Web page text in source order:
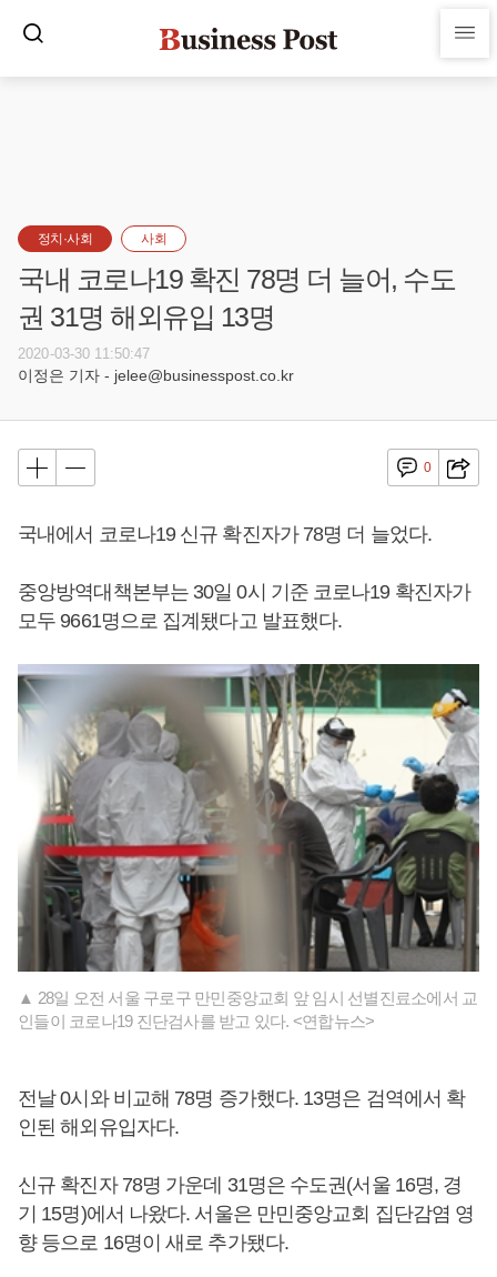
정치·사회 사회
국내 코로나19 확진 78명 더 늘어, 수도
권 31명 해외유입 13명
2020-03-30 11:50:47
이정은 기자 - jelee@businesspost.co.kr
0
국내에서 코로나19 신규 확진자가 78명 더 늘었다.
중앙방역대책본부는 30일 0시 기준 코로나19 확진자가
모두 9661명으로 집계됐다고 발표했다.
▲ 28일 오전 서울 구로구 만민중앙교회 앞 임시 선별진료소에서 교
인들이 코로나19 진단검사를 받고 있다. <연합뉴스>
전날 0시와 비교해 78명 증가했다. 13명은 검역에서 확
인된 해외유입자다.
신규 확진자 78명 가운데 31명은 수도권(서울 16명, 경
기 15명)에서 나왔다. 서울은 만민중앙교회 집단감염 영
향 등으로 16명이 새로 추가됐다.